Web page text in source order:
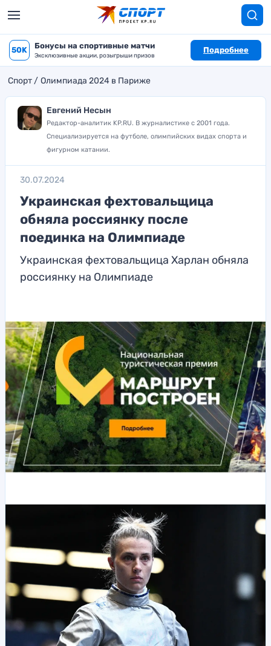
50K Бонусы на спортивные матчи
Эксклюзивные акции, розыгрыши призов
Подробнее
Спорт Олимпиада 2024 в Париже
Евгений Несын
Редактор-аналитик KP.RU. В журналистике с 2001 года.
Специализируется на футболе, олимпийских видах спорта и
фигурном катании.
30.07.2024
Украинская фехтовальщица
обняла россиянку после
поединка на Олимпиаде
Украинская фехтовальщица Харлан обняла
россиянку на Олимпиаде